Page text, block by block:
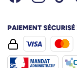
PAIEMENT SÉCURISÉ